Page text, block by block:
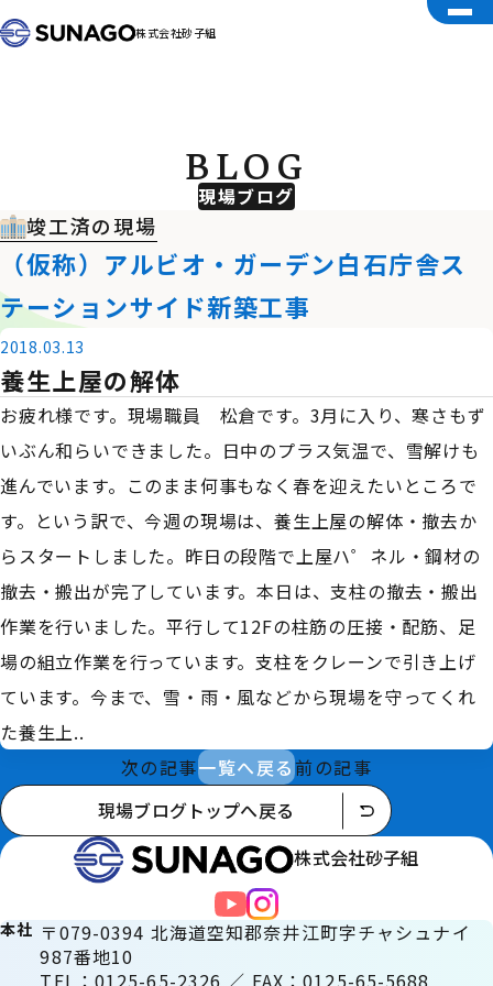
株式会社砂子組
現場ブログ
BLOG
竣工済の現場
（仮称）アルビオ・ガーデン白石庁舎ス
テーションサイド新築工事
2018.03.13
養生上屋の解体
お疲れ様です。現場職員 松倉です。3月に入り、寒さもず
いぶん和らいできました。日中のプラス気温で、雪解けも
進んでいます。このまま何事もなく春を迎えたいところで
す。という訳で、今週の現場は、養生上屋の解体・撤去か
らスタートしました。昨日の段階で上屋ハ゜ネル・鋼材の
撤去・搬出が完了しています。本日は、支柱の撤去・搬出
作業を行いました。平行して12Fの柱筋の圧接・配筋、足
場の組立作業を行っています。支柱をクレーンで引き上げ
ています。今まで、雪・雨・風などから現場を守ってくれ
た養生上..
次の記事一覧へ戻る前の記事
現場ブログトップへ戻る
株式会社砂子組
本社 〒079-0394 北海道空知郡奈井江町字チャシュナイ
987番地10
TEL：0125-65-2326 ／ FAX：0125-65-5688